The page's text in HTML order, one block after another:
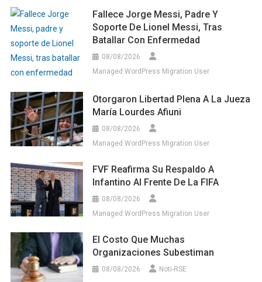
Fallece Jorge Messi, Padre Y
Soporte De Lionel Messi, Tras
Batallar Con Enfermedad
08/08/2026
Managed WordPress Migration User
Otorgaron Libertad Plena A La Jueza
María Lourdes Afiuni
08/08/2026
Managed WordPress Migration User
FVF Reafirma Su Respaldo A
Infantino Al Frente De La FIFA
08/08/2026
Managed WordPress Migration User
El Costo Que Muchas
Organizaciones Subestiman
08/08/2026 Noti-RSE